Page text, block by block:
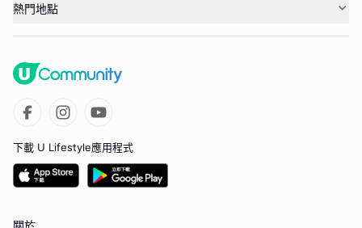
熱門地點
下載 U Lifestyle應用程式
關於